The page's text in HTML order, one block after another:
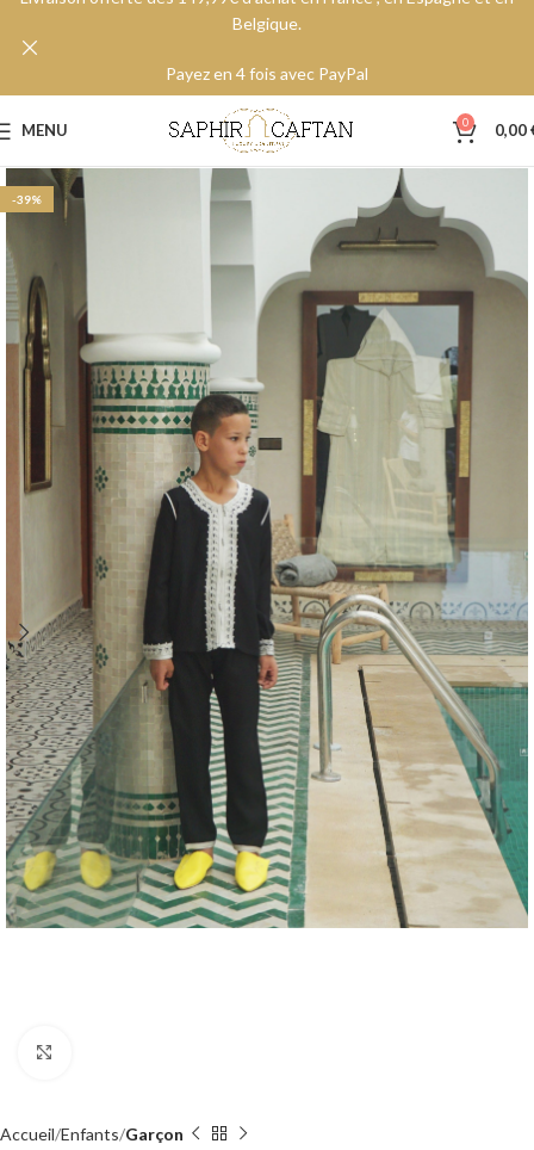
MENU 0 0,00
-39%
Accueil Enfants Garçon
Belgique.
Payez en 4 fois avec PayPal